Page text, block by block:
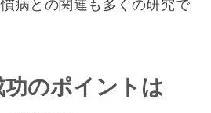
病との関連も多くの研究で
のポイントは